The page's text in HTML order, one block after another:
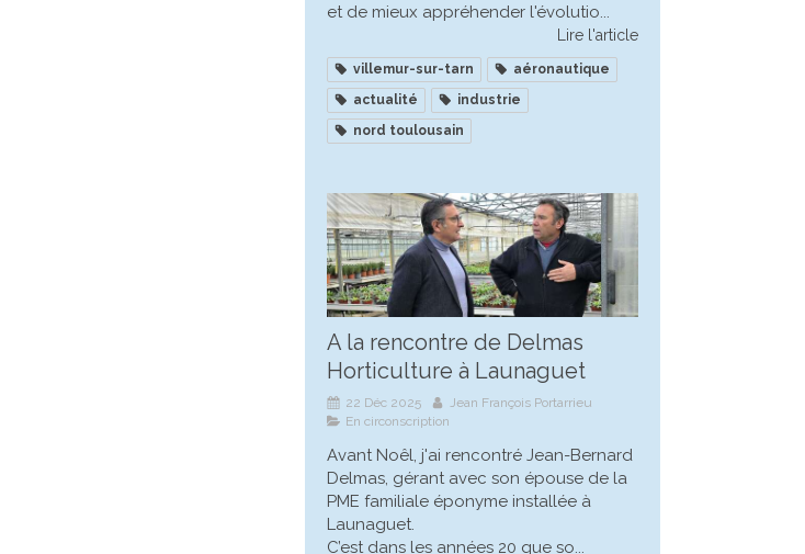
et de mieux appréhender l'évolutio...
Lire l'article
villemur-sur-tarn
aéronautique
actualité
industrie
nord toulousain
A la rencontre de Delmas
Horticulture à Launaguet
22 Déc 2025
Jean François Portarrieu
En circonscription
Avant Noêl, j'ai rencontré Jean-Bernard
Delmas, gérant avec son épouse de la
PME familiale éponyme installée à
Launaguet.
C’est dans les années 20 que so...